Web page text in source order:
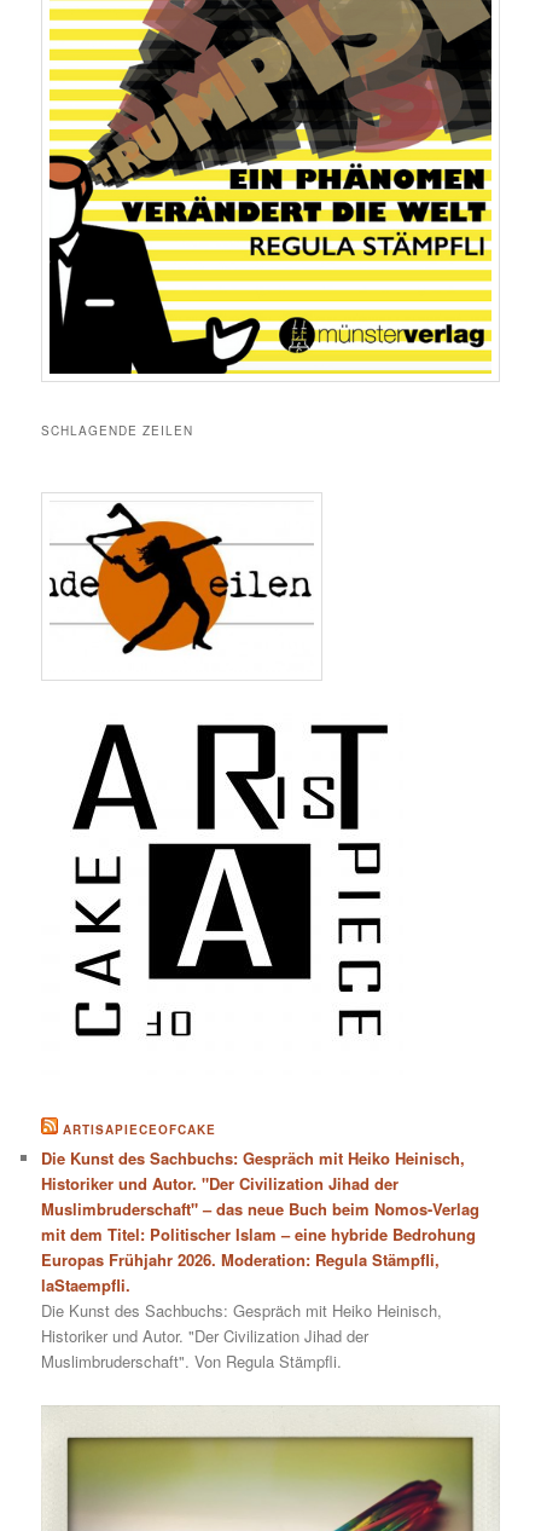
SCHLAGENDE ZEILEN
ARTISAPIECEOFCAKE
Die Kunst des Sachbuchs: Gespräch mit Heiko Heinisch,
Historiker und Autor. "Der Civilization Jihad der
Muslimbruderschaft" – das neue Buch beim Nomos-Verlag
mit dem Titel: Politischer Islam – eine hybride Bedrohung
Europas Frühjahr 2026. Moderation: Regula Stämpfli,
laStaempfli.
Die Kunst des Sachbuchs: Gespräch mit Heiko Heinisch,
Historiker und Autor. "Der Civilization Jihad der
Muslimbruderschaft". Von Regula Stämpfli.